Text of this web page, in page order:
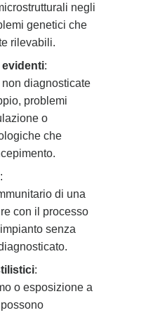
negli
genetici che
rilevabili.
evidenti:
diagnosticate
problemi
o
che
:
di una
con il processo
senza
:
o esposizione a